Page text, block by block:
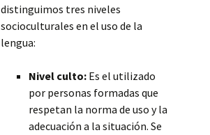
distinguimos tres niveles
socioculturales en el uso de la
lengua:
Nivel culto: Es el utilizado
por personas formadas que
respetan la norma de uso y la
adecuación a la situación. Se